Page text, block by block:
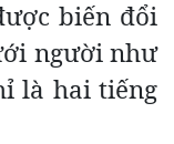
biến đổi
người như
là hai tiếng